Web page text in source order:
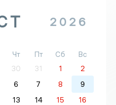
2026
Чт Пт Сб
Вс
30 31 1
2
6 7 8
9
13 14 15
16